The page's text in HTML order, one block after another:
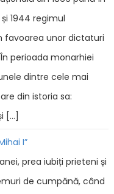
1944 regimul
favoarea unor dictaturi
perioada monarhiei
dintre cele mai
din istoria sa:
[…]
I”
prea iubiți prieteni și
de cumpănă, când